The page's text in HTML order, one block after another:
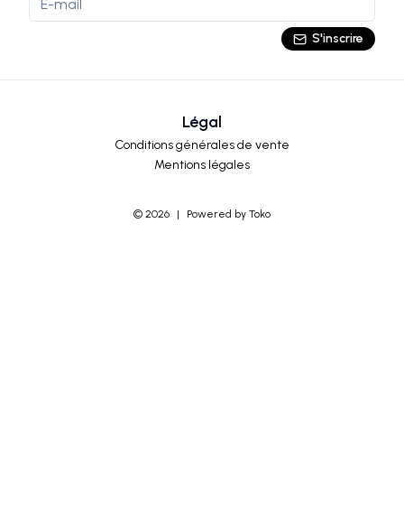
S'inscrire
Légal
Conditions générales de vente
Mentions légales
© 2026 | Powered by Toko